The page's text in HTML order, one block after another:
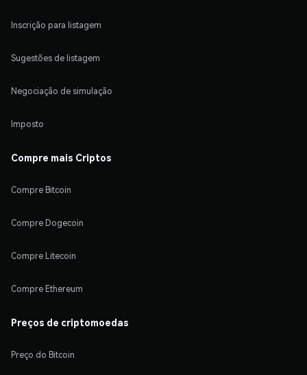
Inscrição para listagem
Sugestões de listagem
Negociação de simulação
Imposto
Compre mais Criptos
Compre Bitcoin
Compre Dogecoin
Compre Litecoin
Compre Ethereum
Preços de criptomoedas
Preço do Bitcoin